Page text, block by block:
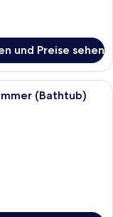
und Preise sehen
mit einem großen
(Bathtub)